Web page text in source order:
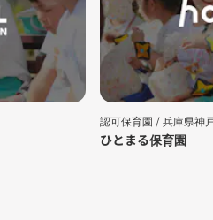
認可保育園 /兵庫県神
ひとまる保育園